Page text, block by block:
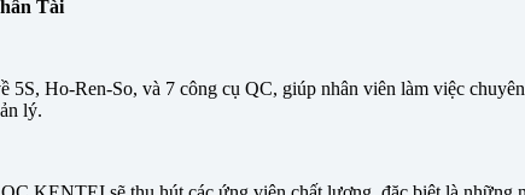
Tài
Ho-Ren-So, và 7 công cụ QC, giúp nhân viên làm việc
lý.